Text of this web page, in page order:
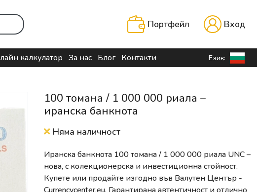
Портфейл Вход
калкулатор За нас Блог Контакти Език:
100 томана / 1 000 000 риала –
иранска банкнота
Няма наличност
Иранска банкнота 100 томана / 1 000 000 риала UNC –
нова, с колекционерска и инвестиционна стойност.
Купете или продайте изгодно във Валутен Център -